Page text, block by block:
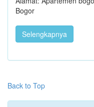
Bogor
Selengkapnya
Back to Top